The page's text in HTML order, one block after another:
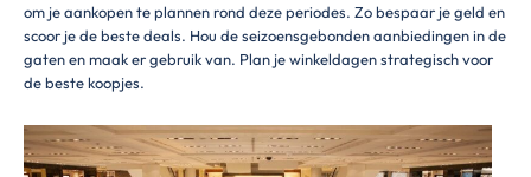
om je aankopen te plannen rond deze periodes. Zo bespaar je geld en
scoor je de beste deals. Hou de seizoensgebonden aanbiedingen in de
gaten en maak er gebruik van. Plan je winkeldagen strategisch voor
de beste koopjes.